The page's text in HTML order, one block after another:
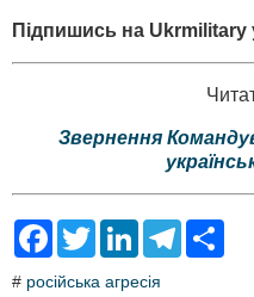
Підпишись на Ukrmilitary
Звернення
F
e
T
t
L
k
T
# російська агресія